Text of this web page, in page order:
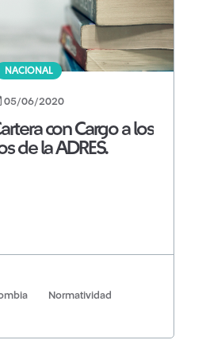
NACIONAL
05/06/2020
con Cargo a los
de la ADRES.
Normatividad